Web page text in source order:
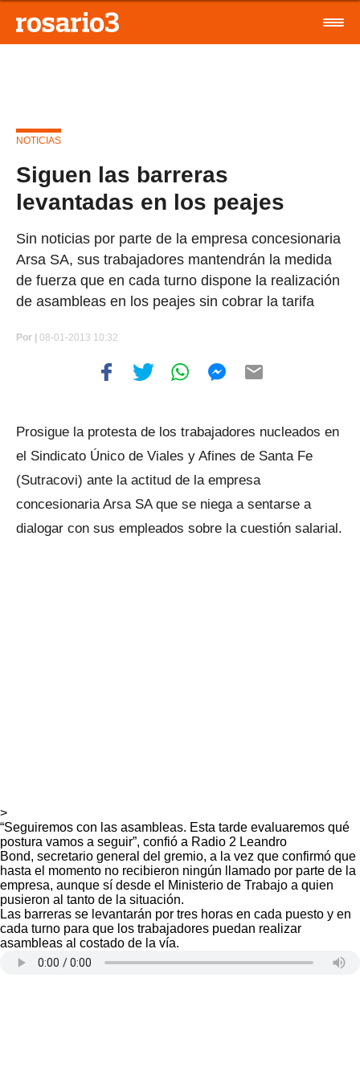
NOTICIAS
Siguen las barreras
levantadas en los peajes
Sin noticias por parte de la empresa concesionaria
Arsa SA, sus trabajadores mantendrán la medida
de fuerza que en cada turno dispone la realización
de asambleas en los peajes sin cobrar la tarifa
Por 08-01-2013 10:32
Prosigue la protesta de los trabajadores nucleados en
el Sindicato Único de Viales y Afines de Santa Fe
(Sutracovi) ante la actitud de la empresa
concesionaria Arsa SA que se niega a sentarse a
dialogar con sus empleados sobre la cuestión salarial.
>
“Seguiremos con las asambleas. Esta tarde evaluaremos qué
postura vamos a seguir”, confió a Radio 2 Leandro
Bond, secretario general del gremio, a la vez que confirmó que
hasta el momento no recibieron ningún llamado por parte de la
empresa, aunque sí desde el Ministerio de Trabajo a quien
pusieron al tanto de la situación.
Las barreras se levantarán por tres horas en cada puesto y en
cada turno para que los trabajadores puedan realizar
asambleas al costado de la vía.